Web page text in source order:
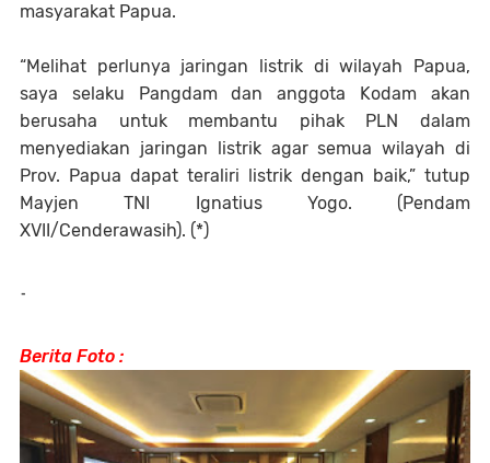
masyarakat Papua.
“Melihat perlunya jaringan listrik di wilayah Papua,
saya selaku Pangdam dan anggota Kodam akan
berusaha untuk membantu pihak PLN dalam
menyediakan jaringan listrik agar semua wilayah di
Prov. Papua dapat teraliri listrik dengan baik,” tutup
Mayjen TNI Ignatius Yogo. (Pendam
XVII/Cenderawasih). (*)
-
Berita Foto :